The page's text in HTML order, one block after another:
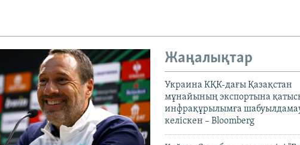
Жаңалықтар
Украина КҚК-дағы Қазақстан
мұнайының экспортына
инфрақұрылымға
келіскен – Bloomberg